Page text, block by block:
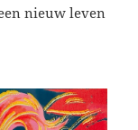
nieuw leven